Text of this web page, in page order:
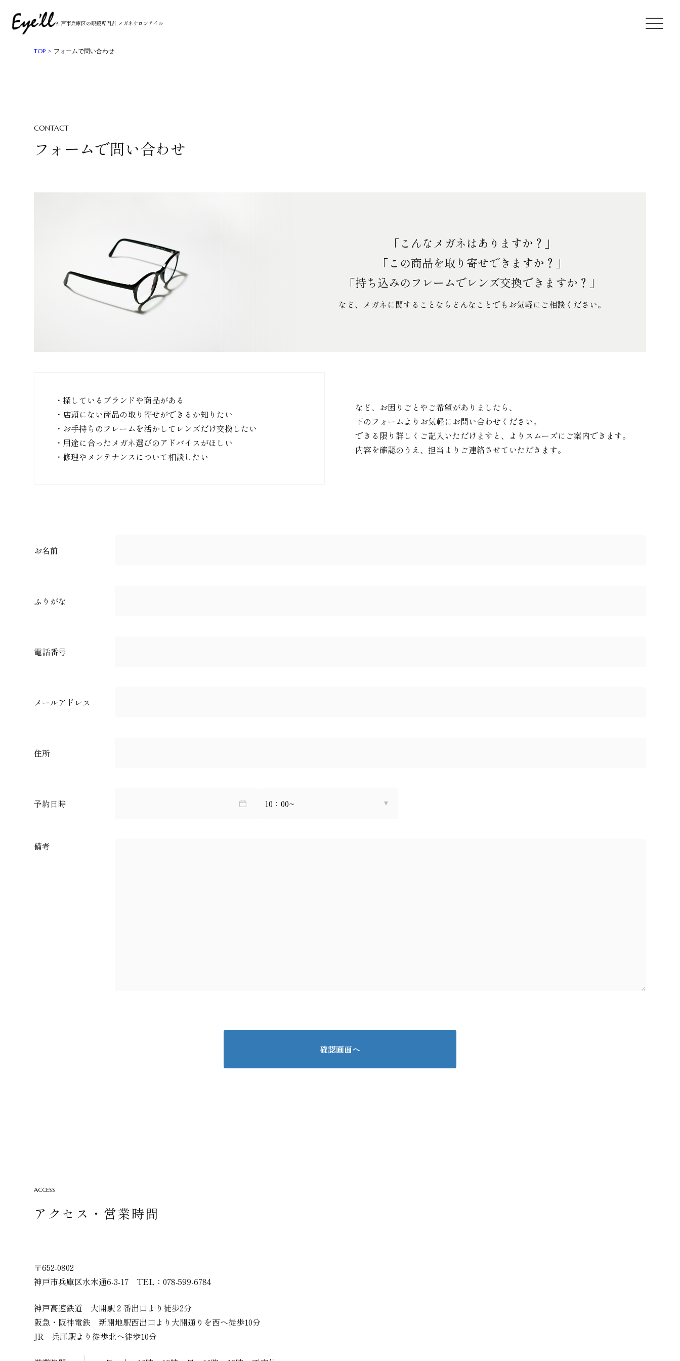
神戸市兵庫区の眼鏡専門店 メガネサロンアイル
TOP フォームで問い合わせ
CONTACT
フォームで問い合わせ
「こんなメガネはありますか？」
「この商品を取り寄せできますか？」
「持ち込みのフレームでレンズ交換できますか？」
など、メガネに関することならどんなことでもお気軽にご相談ください。
・探しているブランドや商品がある
・店頭にない商品の取り寄せができるか知りたい
・お手持ちのフレームを活かしてレンズだけ交換したい
・用途に合ったメガネ選びのアドバイスがほしい
・修理やメンテナンスについて相談したい
など、お困りごとやご希望がありましたら、
下のフォームよりお気軽にお問い合わせください。
できる限り詳しくご記入いただけますと、よりスムーズにご案内できます。
内容を確認のうえ、担当よりご連絡させていただきます。
お名前
ふりがな
電話番号
メールアドレス
住所
予約日時
備考
ACCESS
アクセス・営業時間
〒652-0802
神戸市兵庫区水木通6-3-17 TEL：078-599-6784
神戸高速鉄道 大開駅２番出口より徒歩2分
阪急・阪神電鉄 新開地駅西出口より大開通りを西へ徒歩10分
JR 兵庫駅より徒歩北へ徒歩10分